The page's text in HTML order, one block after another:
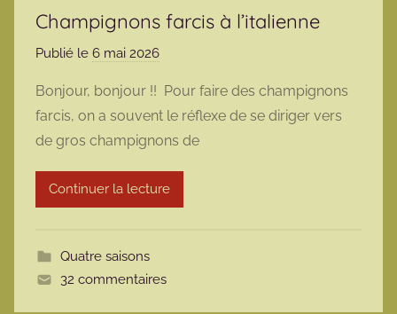
Champignons farcis à l’italienne
Publié le 6 mai 2026
m
a
r
m
e
Bonjour, bonjour !! Pour faire des champignons
farcis, on a souvent le réflexe de se diriger vers
de gros champignons de
Continuer la lecture
Quatre saisons
32 commentaires